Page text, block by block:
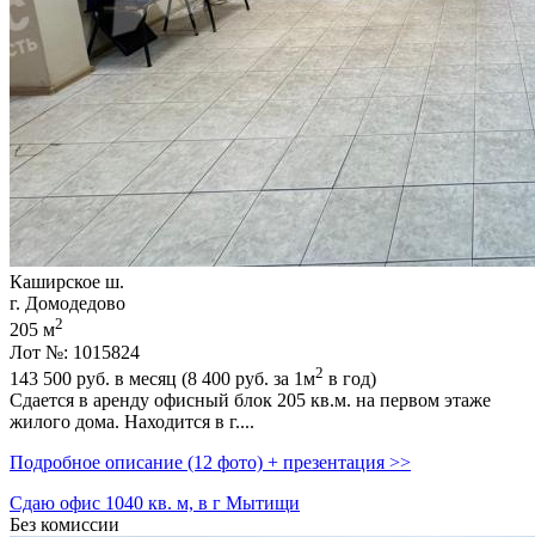
Каширское ш.
г. Домодедово
205 м2
Лот №: 1015824
143 500 руб. в месяц (8 400 руб. за 1м2 в год)
Сдается в аренду офисный блок 205 кв.м. на первом этаже
жилого дома. Находится в г....
Подробное описание (12 фото) + презентация >>
Сдаю офис 1040 кв. м, в г Мытищи
Без комиссии